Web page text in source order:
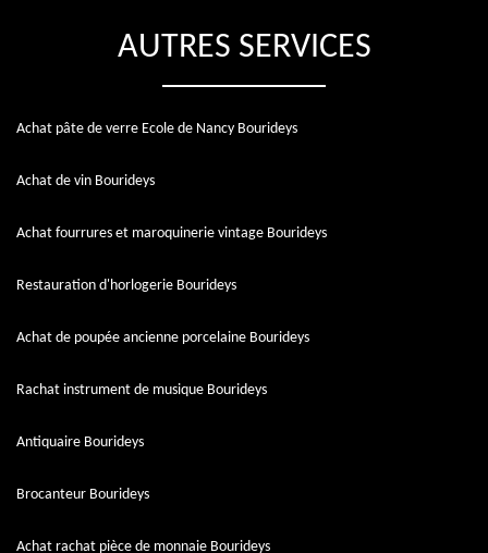
AUTRES SERVICES
Achat pâte de verre Ecole de Nancy Bourideys
Achat de vin Bourideys
Achat fourrures et maroquinerie vintage Bourideys
Restauration d'horlogerie Bourideys
Achat de poupée ancienne porcelaine Bourideys
Rachat instrument de musique Bourideys
Antiquaire Bourideys
Brocanteur Bourideys
Achat rachat pièce de monnaie Bourideys